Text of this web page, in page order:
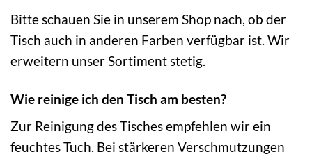
Bitte schauen Sie in unserem Shop nach, ob der
Tisch auch in anderen Farben verfügbar ist. Wir
erweitern unser Sortiment stetig.
Wie reinige ich den Tisch am besten?
Zur Reinigung des Tisches empfehlen wir ein
feuchtes Tuch. Bei stärkeren Verschmutzungen